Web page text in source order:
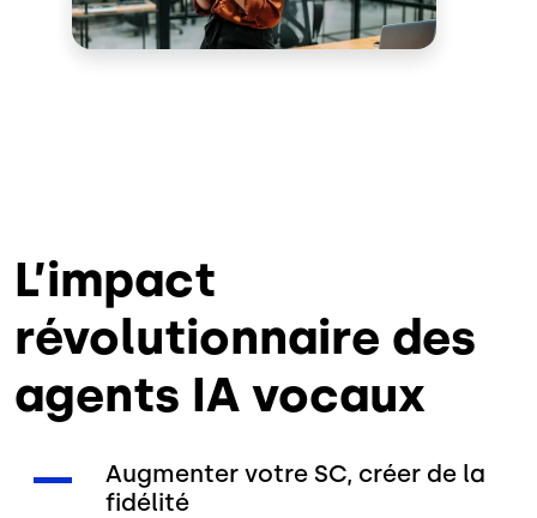
L’impact
révolutionnaire des
agents IA vocaux
Augmenter votre SC, créer de la
fidélité